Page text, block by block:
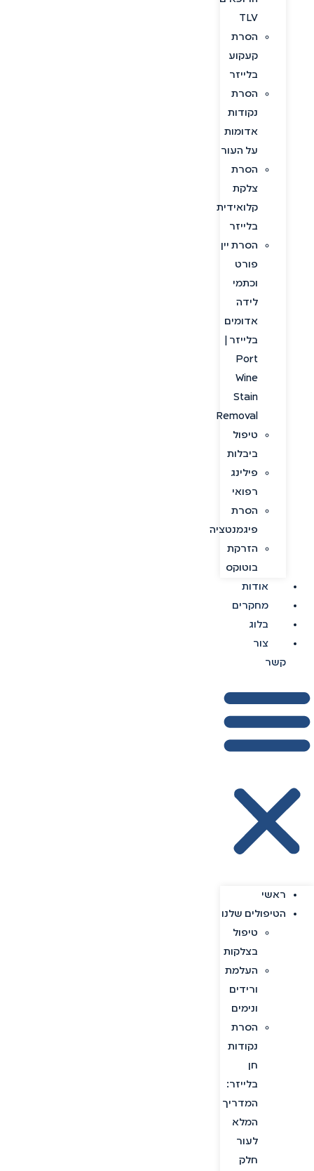
TLV
הסרת
קעקוע
בלייזר
הסרת
נקודות
אדומות
על העור
הסרת
צלקת
קלואידית
בלייזר
הסרת יין
פורט
וכתמי
לידה
אדומים
בלייזר |
Port
Wine
Stain
Removal
טיפול
ביבלות
פילינג
רפואי
הסרת
פיגמנטציה
הזרקת
בוטוקס
אודות
מחקרים
בלוג
צור
קשר
ראשי
הטיפולים שלנו
טיפול
בצלקות
העלמת
ורידים
ונימים
הסרת
נקודות
חן
בלייזר:
המדריך
המלא
לעור
חלק